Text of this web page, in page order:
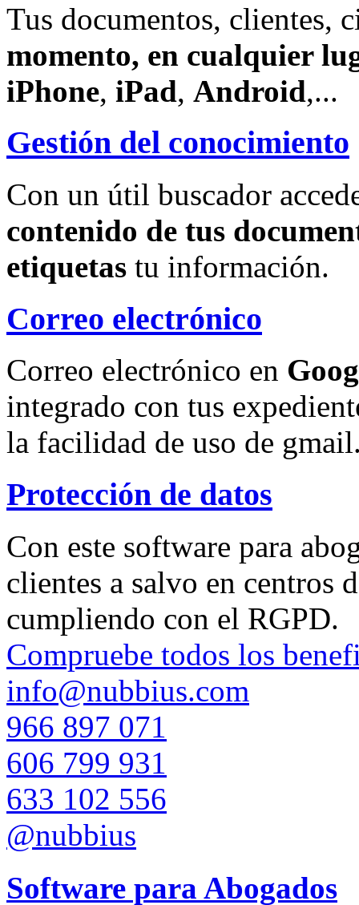
Tus documentos, clientes,
momento, en cualquier
iPhone, iPad, Android,...
Gestión del conocimiento
Con un útil buscador
contenido de tus
etiquetas tu información.
Correo electrónico
Correo electrónico en
integrado con tus
la facilidad de uso de
Protección de datos
Con este software para
clientes a salvo en centros
cumpliendo con el RGPD.
Compruebe todos los
info@nubbius.com
966 897 071
606 799 931
633 102 556
@nubbius
Software para Abogados